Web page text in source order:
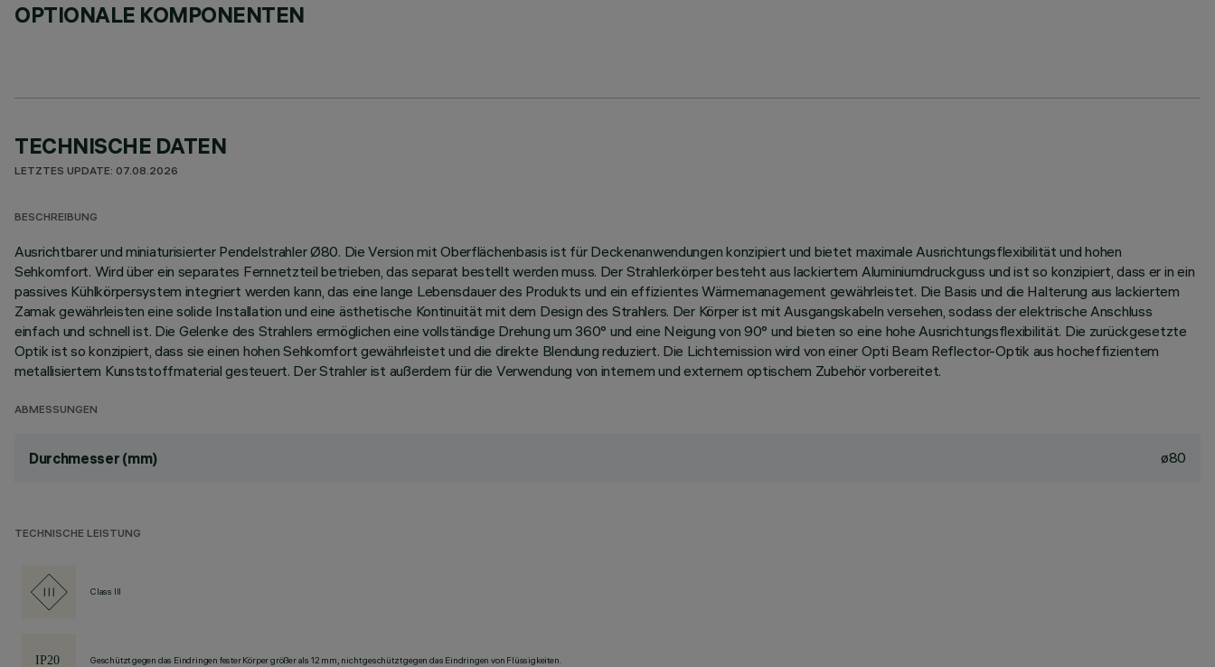
OPTIONALE KOMPONENTEN
TECHNISCHE DATEN
LETZTES UPDATE: 07.08.2026
BESCHREIBUNG
Ausrichtbarer und miniaturisierter Pendelstrahler Ø80. Die Version mit Oberflächenbasis ist für Deckenanwendungen konzipiert und bietet maximale Ausrichtungsflexibilität und hohen
Sehkomfort. Wird über ein separates Fernnetzteil betrieben, das separat bestellt werden muss. Der Strahlerkörper besteht aus lackiertem Aluminiumdruckguss und ist so konzipiert, dass er in ein
passives Kühlkörpersystem integriert werden kann, das eine lange Lebensdauer des Produkts und ein effizientes Wärmemanagement gewährleistet. Die Basis und die Halterung aus lackiertem
Zamak gewährleisten eine solide Installation und eine ästhetische Kontinuität mit dem Design des Strahlers. Der Körper ist mit Ausgangskabeln versehen, sodass der elektrische Anschluss
einfach und schnell ist. Die Gelenke des Strahlers ermöglichen eine vollständige Drehung um 360° und eine Neigung von 90° und bieten so eine hohe Ausrichtungsflexibilität. Die zurückgesetzte
Optik ist so konzipiert, dass sie einen hohen Sehkomfort gewährleistet und die direkte Blendung reduziert. Die Lichtemission wird von einer Opti Beam Reflector-Optik aus hocheffizientem
metallisiertem Kunststoffmaterial gesteuert. Der Strahler ist außerdem für die Verwendung von internem und externem optischem Zubehör vorbereitet.
ABMESSUNGEN
Durchmesser (mm) ø80
TECHNISCHE LEISTUNG
Class III
Geschützt gegen das Eindringen fester Körper größer als 12 mm, nicht geschützt gegen das Eindringen von Flüssigkeiten.